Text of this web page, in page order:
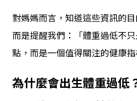
對媽媽而言，知道這些資訊的
而是提醒我們：「體重過低不
點，而是一個值得關注的健康指
為什麼會出生體重過低